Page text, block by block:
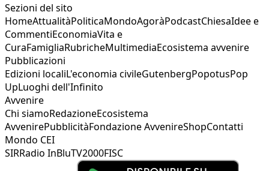
Sezioni del sito
HomeAttualitàPoliticaMondoAgoràPodcastChiesaIdee e
CommentiEconomiaVita e
CuraFamigliaRubricheMultimediaEcosistema avvenire
Pubblicazioni
Edizioni localiL'economia civileGutenbergPopotusPop
UpLuoghi dell'Infinito
Avvenire
Chi siamoRedazioneEcosistema
AvvenirePubblicitàFondazione AvvenireShopContatti
Mondo CEI
SIRRadio InBluTV2000FISC